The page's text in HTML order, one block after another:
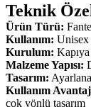
Teknik
Ürün Türü:
Kullanım: Unisex
Kurulum:
Malzeme Yapısı:
Tasarım:
Kullanım
çok yönlü tasarım